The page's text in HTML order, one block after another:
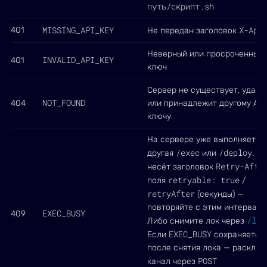
путь/скрипт.sh
401 MISSING_API_KEY Не передан заголовок X-
401 INVALID_API_KEY
Неверный или просроченный
ключ
404 NOT_FOUND
Сервер не существует,
или принадлежит другому
ключу
409 EXEC_BUSY
На сервере уже выполняется
другая /exec или /deploy.
несёт заголовок Retry-
поля retryable: true /
retryAfter (секунды) —
повторяйте с этим
Либо снимите лок через /
Если EXEC_BUSY сохраняется
после снятия лока —
канал через POST